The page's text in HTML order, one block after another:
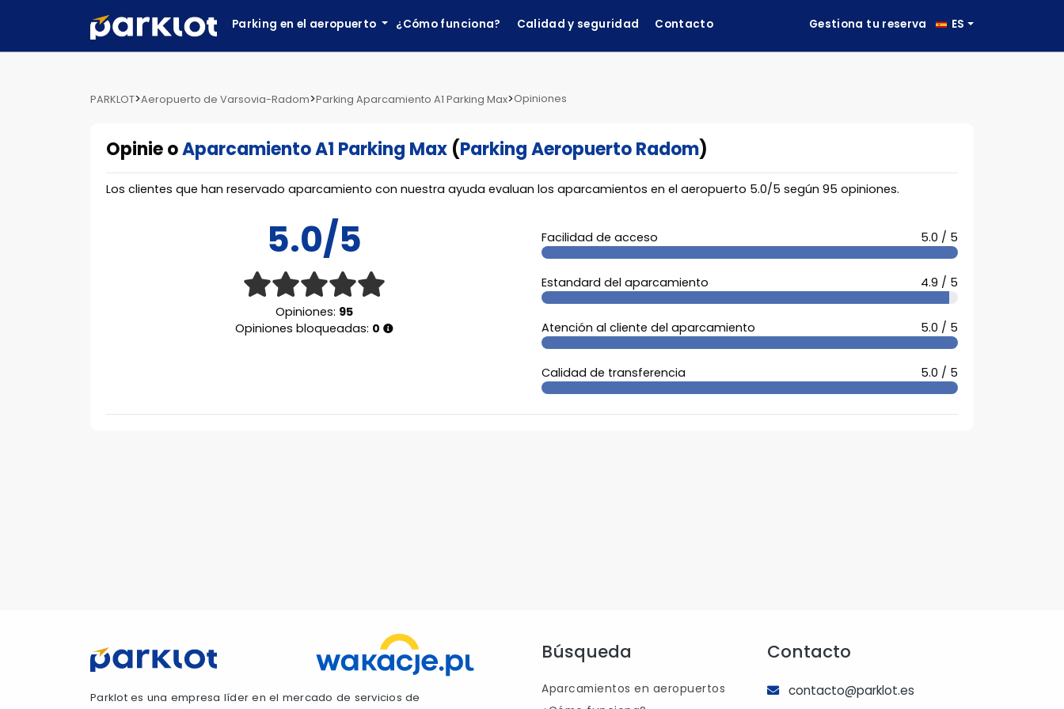
Parking en el aeropuerto ¿Cómo funciona? Calidad y seguridad Contacto Gestiona tu reserva ES
PARKLOT>Aeropuerto de Varsovia-Radom>Parking Aparcamiento A1 Parking Max>Opiniones
Opinie oAparcamiento A1 Parking Max (Parking Aeropuerto Radom)
Los clientes que han reservado aparcamiento con nuestra ayuda evaluan los aparcamientos en el aeropuerto 5.0/5 según 95 opiniones.
5.0/5
Opiniones: 95
Opiniones bloqueadas: 0
Facilidad de acceso 5.0 / 5
Estandard del aparcamiento 4.9 / 5
Atención al cliente del aparcamiento 5.0 / 5
Calidad de transferencia 5.0 / 5
Parklot es una empresa líder en el mercado de servicios de
Búsqueda
Aparcamientos en aeropuertos
Contacto
contacto@parklot.es